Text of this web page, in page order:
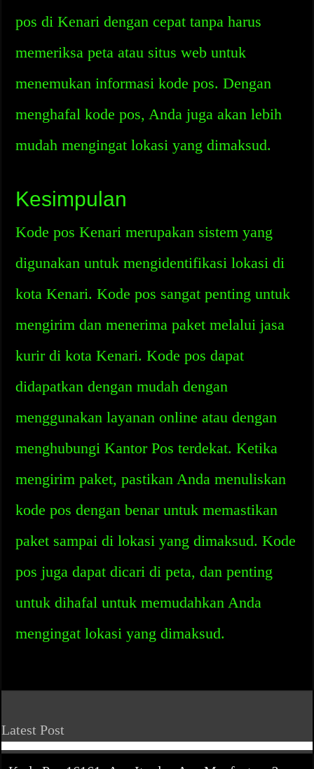
pos di Kenari dengan cepat tanpa harus
memeriksa peta atau situs web untuk
menemukan informasi kode pos. Dengan
menghafal kode pos, Anda juga akan lebih
mudah mengingat lokasi yang dimaksud.
Kesimpulan
Kode pos Kenari merupakan sistem yang
digunakan untuk mengidentifikasi lokasi di
kota Kenari. Kode pos sangat penting untuk
mengirim dan menerima paket melalui jasa
kurir di kota Kenari. Kode pos dapat
didapatkan dengan mudah dengan
menggunakan layanan online atau dengan
menghubungi Kantor Pos terdekat. Ketika
mengirim paket, pastikan Anda menuliskan
kode pos dengan benar untuk memastikan
paket sampai di lokasi yang dimaksud. Kode
pos juga dapat dicari di peta, dan penting
untuk dihafal untuk memudahkan Anda
mengingat lokasi yang dimaksud.
Latest Post